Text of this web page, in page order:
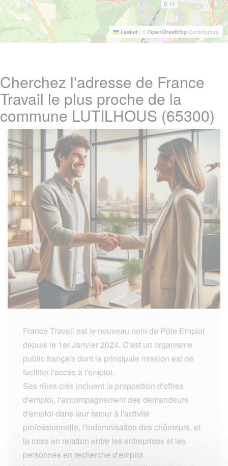
Leaflet | ©OpenStreetMapContributors
Cherchez l'adresse de France
Travail le plus proche de la
commune LUTILHOUS (65300)
France Travail est le nouveau nom de Pôle Emploi
depuis le 1er Janvier 2024. C'est un organisme
public français dont la principale mission est de
faciliter l'accès à l'emploi.
Ses rôles clés incluent la proposition d'offres
d'emploi, l'accompagnement des demandeurs
d'emploi dans leur retour à l'activité
professionnelle, l'indemnisation des chômeurs, et
la mise en relation entre les entreprises et les
personnes en recherche d'emploi.